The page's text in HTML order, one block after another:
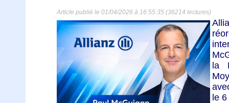
Article publié le 01/04/2026 à 16:55:35 (36214 lectures)
la
le